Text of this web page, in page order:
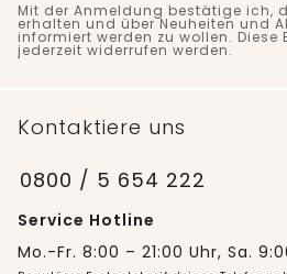
Mit der Anmeldung bestätige ich,
erhalten und über Neuheiten und
informiert werden zu wollen. Diese
jederzeit widerrufen werden.
Kontaktiere uns
0800 / 5 654 222
Service Hotline
Mo.-Fr. 8:00 – 21:00 Uhr, Sa.